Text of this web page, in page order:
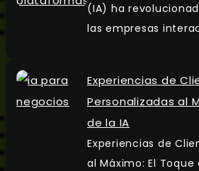
(IA) ha
las empresas
Experiencias de
Personalizadas al
de la IA
Experiencias de
al Máximo: El Toque